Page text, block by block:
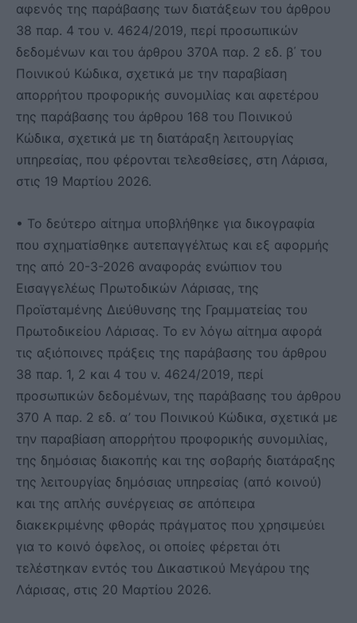
αφενός της παράβασης των διατάξεων του άρθρου
38 παρ. 4 του ν. 4624/2019, περί προσωπικών
δεδομένων και του άρθρου 370Α παρ. 2 εδ. β΄ του
Ποινικού Κώδικα, σχετικά με την παραβίαση
απορρήτου προφορικής συνομιλίας και αφετέρου
της παράβασης του άρθρου 168 του Ποινικού
Κώδικα, σχετικά με τη διατάραξη λειτουργίας
υπηρεσίας, που φέρονται τελεσθείσες, στη Λάρισα,
στις 19 Μαρτίου 2026.
• Το δεύτερο αίτημα υποβλήθηκε για δικογραφία
που σχηματίσθηκε αυτεπαγγέλτως και εξ αφορμής
της από 20-3-2026 αναφοράς ενώπιον του
Εισαγγελέως Πρωτοδικών Λάρισας, της
Προϊσταμένης Διεύθυνσης της Γραμματείας του
Πρωτοδικείου Λάρισας. Το εν λόγω αίτημα αφορά
τις αξιόποινες πράξεις της παράβασης του άρθρου
38 παρ. 1, 2 και 4 του ν. 4624/2019, περί
προσωπικών δεδομένων, της παράβασης του άρθρου
370 Α παρ. 2 εδ. α’ του Ποινικού Κώδικα, σχετικά με
την παραβίαση απορρήτου προφορικής συνομιλίας,
της δημόσιας διακοπής και της σοβαρής διατάραξης
της λειτουργίας δημόσιας υπηρεσίας (από κοινού)
και της απλής συνέργειας σε απόπειρα
διακεκριμένης φθοράς πράγματος που χρησιμεύει
για το κοινό όφελος, οι οποίες φέρεται ότι
τελέστηκαν εντός του Δικαστικού Μεγάρου της
Λάρισας, στις 20 Μαρτίου 2026.